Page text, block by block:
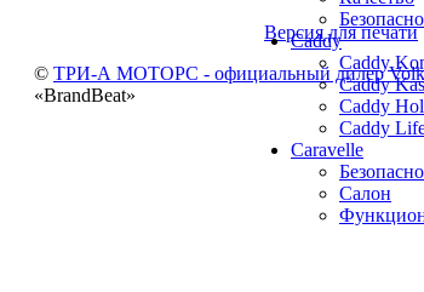
Caddy
Caddy
Caddy
Caddy
Caddy
Caravelle
Салон
Версия для печати
© ТРИ-А МОТОРС - официальный дилер
«BrandBeat»